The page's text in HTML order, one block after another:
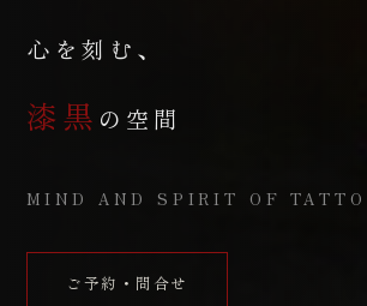
心を刻む、
漆黒 の空間
MIND AND SPIRIT OF
ご予約・問合せ